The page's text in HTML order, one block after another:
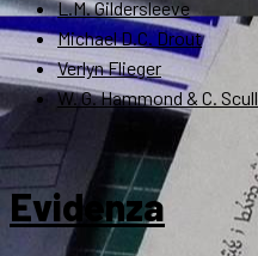
L.M. Gildersleeve
Michael D.C. Drout
Verlyn Flieger
W. G. Hammond & C. Scull
Evidenza